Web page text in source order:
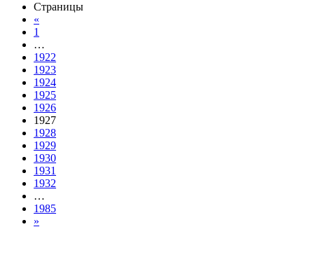
Страницы
«
1
…
1922
1923
1924
1925
1926
1927
1928
1929
1930
1931
1932
…
1985
»